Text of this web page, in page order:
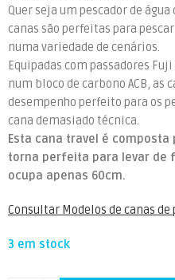
Quer seja um pescador de
canas são perfeitas para
numa variedade de cenários.
Equipadas com passadores
num bloco de carbono ACB, as
desempenho perfeito para os
cana demasiado técnica.
Esta cana travel é
torna perfeita para levar de
ocupa apenas 60cm.
Consultar Modelos de canas de
3 em stock